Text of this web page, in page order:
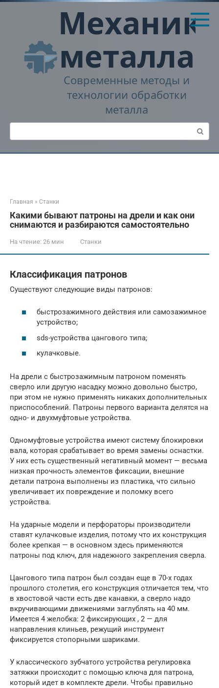
Перейти
Механика
металла
Современные методы и
технологии обработки
металла
Поиск:
Главная » Станки
Какими бывают патроны на дрели и как они
снимаются и разбираются самостоятельно
На чтение: 26 мин Станки
Классификация патронов
Существуют следующие виды патронов:
быстрозажимного действия или самозажимное
устройство;
sds-устройства цангового типа;
кулачковые.
На дрели с быстрозажимным патроном поменять
сверло или другую насадку можно довольно быстро,
при этом не нужно применять никаких дополнительных
приспособлений. Патроны первого варианта делятся на
одно- и двухмуфтовые устройства.
Одномуфтовые устройства имеют систему блокировки
вала, которая срабатывает во время замены оснастки.
У них есть существенный негативный момент — весьма
низкая прочность элементов фиксации, внешние
детали патрона выполнены из пластика, что сильно
увеличивает их повреждение и поломку всего
устройства.
На ударные модели и перфораторы производители
ставят кулачковые изделия, потому что их конструкция
более крепкая — в основном здесь применяются
патроны под ключ, для надежного закрепления сверла.
Цангового типа патрон был создан еще в 70-х годах
прошлого столетия, его конструкция отличается тем, что
в хвостовой части есть две канавки, а сверло надо
вкручивающими движениями заглублять на 40 мм.
Имеется 4 желобка: 2 фиксирующих , 2 — для
направления клиньев, режущий инструмент
фиксируется стопорными шариками.
У классического зубчатого устройства регулировка
затяжки происходит с помощью ключа для патрона,
который идет в комплекте дрели. Чтобы правильно